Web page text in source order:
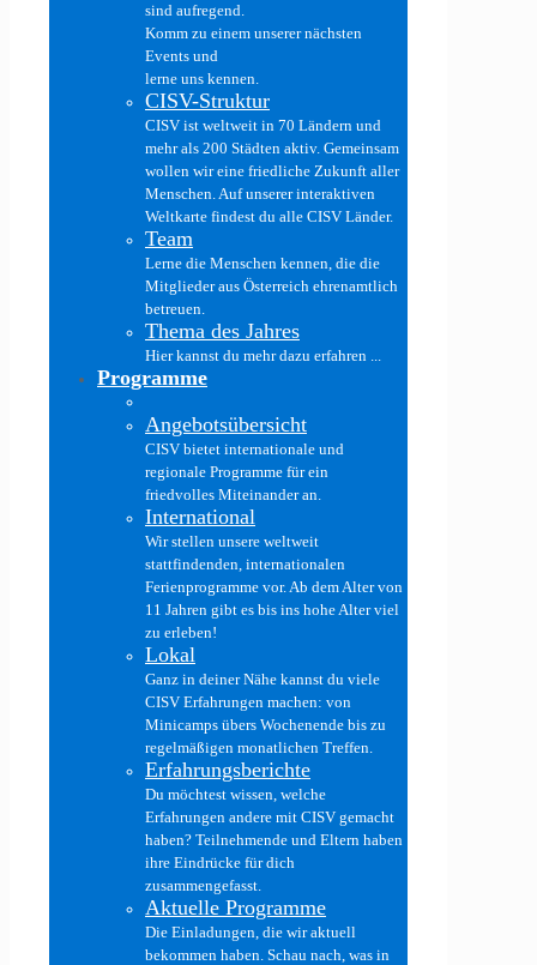
sind aufregend.
Komm zu einem unserer nächsten
Events und
lerne uns kennen.
CISV-Struktur
CISV ist weltweit in 70 Ländern und
mehr als 200 Städten aktiv. Gemeinsam
wollen wir eine friedliche Zukunft aller
Menschen. Auf unserer interaktiven
Weltkarte findest du alle CISV Länder.
Team
Lerne die Menschen kennen, die die
Mitglieder aus Österreich ehrenamtlich
betreuen.
Thema des Jahres
Hier kannst du mehr dazu erfahren ...
Programme
Angebotsübersicht
CISV bietet internationale und
regionale Programme für ein
friedvolles Miteinander an.
International
Wir stellen unsere weltweit
stattfindenden, internationalen
Ferienprogramme vor. Ab dem Alter von
11 Jahren gibt es bis ins hohe Alter viel
zu erleben!
Lokal
Ganz in deiner Nähe kannst du viele
CISV Erfahrungen machen: von
Minicamps übers Wochenende bis zu
regelmäßigen monatlichen Treffen.
Erfahrungsberichte
Du möchtest wissen, welche
Erfahrungen andere mit CISV gemacht
haben? Teilnehmende und Eltern haben
ihre Eindrücke für dich
zusammengefasst.
Aktuelle Programme
Die Einladungen, die wir aktuell
bekommen haben. Schau nach, was in